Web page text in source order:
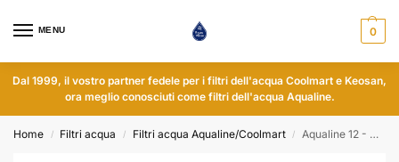
MENU 0
Dal 1999, il vostro partner fedele per i filtri dell'acqua Coolmart e Keosan,
ora meglio conosciuti come filtri dell'acqua Aqualine.
Home / Filtri acqua / Filtri acqua Aqualine/Coolmart / Aqualine 12 - ABS - pH neutro